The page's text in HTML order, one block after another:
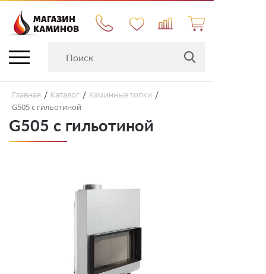
Главная / Каталог / Каминные топки /
G505 с гильотиной
G505 с гильотиной